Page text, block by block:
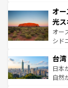
部の
文化
しみ
るだ
情報は
ワイ
島だ
おす
文化
人々
ク、
って
オ
光
オー
シド
リア
ク）
ど、
台湾
日本
自然